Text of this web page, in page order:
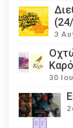
3
30